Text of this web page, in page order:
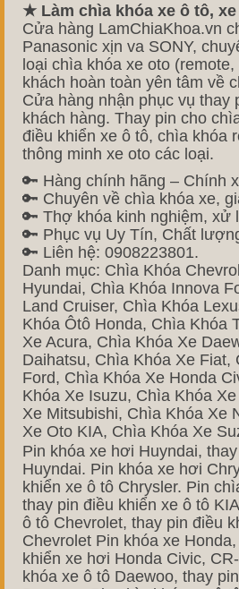
★ Làm chìa khóa xe ô tô,
Cửa hàng LamChiaKhoa.vn
Panasonic xịn va SONY,
loại chìa khóa xe oto
khách hoàn toàn yên tâm về
Cửa hàng nhận phục vụ thay
khách hàng. Thay pin cho
điều khiển xe ô tô, chìa khóa
thông minh xe oto các loại.
🔑 Hàng chính hãng – Chính
🔑 Chuyên về chìa khóa xe,
🔑 Thợ khóa kinh nghiệm, xử
🔑 Phục vụ Uy Tín, Chất
🔑 Liên hệ: 0908223801.
Danh mục: Chìa Khóa
Hyundai, Chìa Khóa Innova
Land Cruiser, Chìa Khóa
Khóa Ôtô Honda, Chìa Khóa
Xe Acura, Chìa Khóa Xe
Daihatsu, Chìa Khóa Xe Fiat,
Ford, Chìa Khóa Xe Honda
Khóa Xe Isuzu, Chìa Khóa
Xe Mitsubishi, Chìa Khóa Xe
Xe Oto KIA, Chìa Khóa Xe
Pin khóa xe hơi Huyndai,
Huyndai. Pin khóa xe hơi
khiển xe ô tô Chrysler. Pin
thay pin điều khiển xe ô tô
ô tô Chevrolet, thay pin điều
Chevrolet Pin khóa xe
khiển xe hơi Honda Civic,
khóa xe ô tô Daewoo, thay